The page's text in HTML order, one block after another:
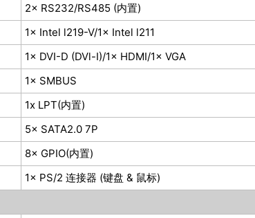
2× RS232/RS485 (内置)
1× Intel l219-V/1× Intel l211
1× DVI-D (DVl-I)/1× HDMI/1× VGA
1× SMBUS
1x LPT(内置)
5× SATA2.0 7P
8× GPIO(内置)
1× PS/2 连接器 (键盘 & 鼠标)